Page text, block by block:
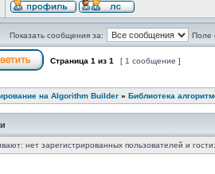
Показать сообщения за: Поле
Страница 1 из 1 [ 1 сообщение ]
на Algorithm Builder » Библиотека
нет зарегистрированных пользователей и